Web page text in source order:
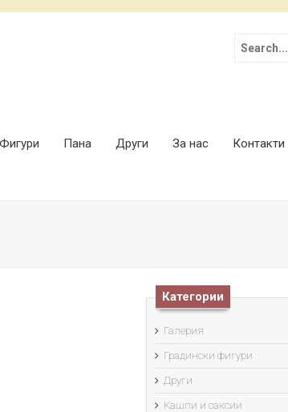
Search for:
Фигури Пана Други За нас Контакти
Категории
Галерия
Градински фигури
Други
Кашпи и саксии